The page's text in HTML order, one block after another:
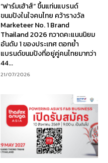
“ฟาร์มเฮ้าส์” ขึ้นแท่นแบรนด์
ขนมปังในใจคนไทย คว้ารางวัล
Marketeer No. 1 Brand
Thailand 2026 กวาดคะแนนนิยม
อันดับ 1 ของประเทศ ตอกย้ำ
แบรนด์ขนมปังที่อยู่คู่คนไทยมากว่า
44...
21/07/2026